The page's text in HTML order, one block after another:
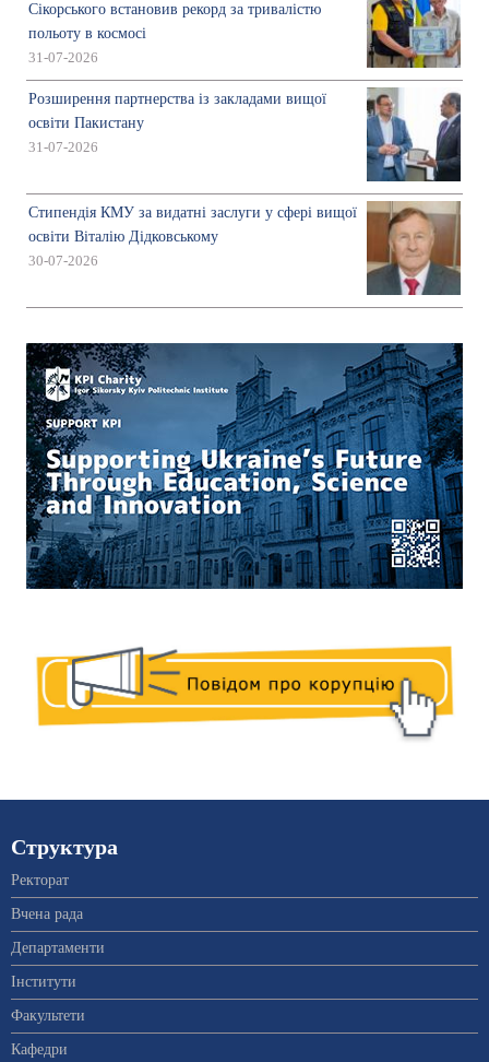
Сікорського встановив рекорд за тривалістю
польоту в космосі
31-07-2026
Розширення партнерства із закладами вищої
освіти Пакистану
31-07-2026
Стипендія КМУ за видатні заслуги у сфері вищої
освіти Віталію Дідковському
30-07-2026
Структура
Ректорат
Вчена рада
Департаменти
Інститути
Факультети
Кафедри